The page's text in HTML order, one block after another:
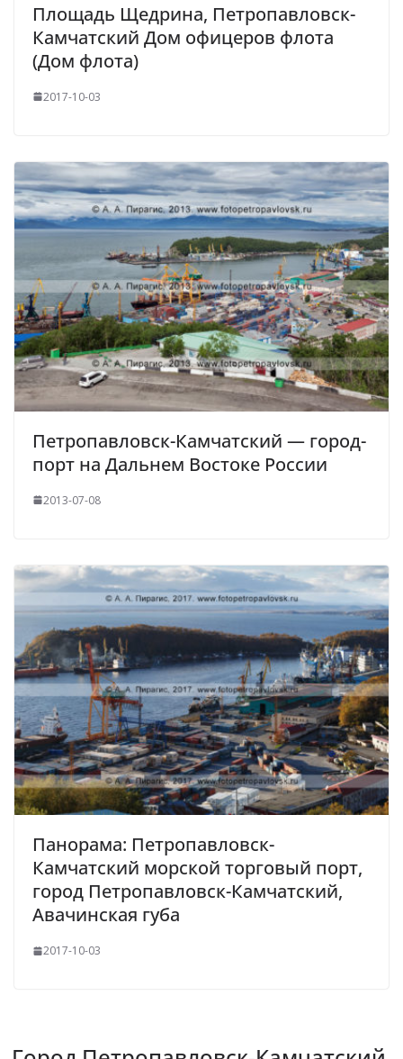
Площадь Щедрина, Петропавловск-
Камчатский Дом офицеров флота
(Дом флота)
2017-10-03
Петропавловск-Камчатский — город-
порт на Дальнем Востоке России
2013-07-08
Панорама: Петропавловск-
Камчатский морской торговый порт,
город Петропавловск-Камчатский,
Авачинская губа
2017-10-03